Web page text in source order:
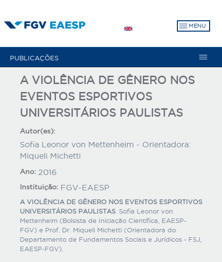
para
MENU
PUBLICAÇÕES
A VIOLÊNCIA DE GÊNERO NOS
EVENTOS ESPORTIVOS
UNIVERSITÁRIOS PAULISTAS
Autor(es):
Sofia Leonor von Mettenheim - Orientadora:
Miqueli Michetti
Ano: 2016
Instituição: FGV-EAESP
A VIOLÊNCIA DE GÊNERO NOS EVENTOS ESPORTIVOS
UNIVERSITÁRIOS PAULISTAS . Sofia Leonor von
Mettenheim (Bolsista de Iniciação Científica, EAESP-
FGV) e Prof. Dr. Miqueli Michetti (Orientadora do
Departamento de Fundamentos Sociais e Jurídicos - FSJ,
EAESP-FGV).